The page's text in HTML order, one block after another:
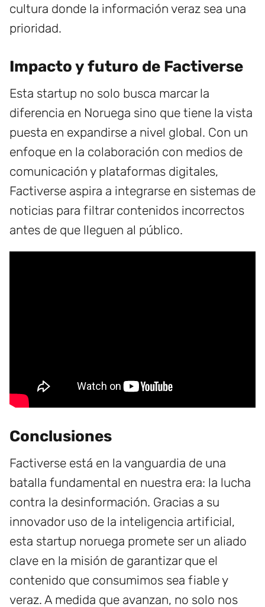
cultura donde la información veraz sea una
prioridad.
Impacto y futuro de Factiverse
Esta startup no solo busca marcar la
diferencia en Noruega sino que tiene la vista
puesta en expandirse a nivel global. Con un
enfoque en la colaboración con medios de
comunicación y plataformas digitales,
Factiverse aspira a integrarse en sistemas de
noticias para filtrar contenidos incorrectos
antes de que lleguen al público.
Conclusiones
Factiverse está en la vanguardia de una
batalla fundamental en nuestra era: la lucha
contra la desinformación. Gracias a su
innovador uso de la inteligencia artificial,
esta startup noruega promete ser un aliado
clave en la misión de garantizar que el
contenido que consumimos sea fiable y
veraz. A medida que avanzan, no solo nos